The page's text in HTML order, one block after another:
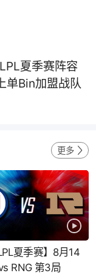
夏季赛阵容
单Bin加盟战队
更多
夏季赛】8月14
RNG 第3局